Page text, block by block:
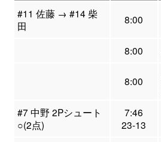
#11 佐藤 → #14 柴
田
8:00
8:00
8:00
#7 中野 2Pシュート
○(2点)
7:46
23-13